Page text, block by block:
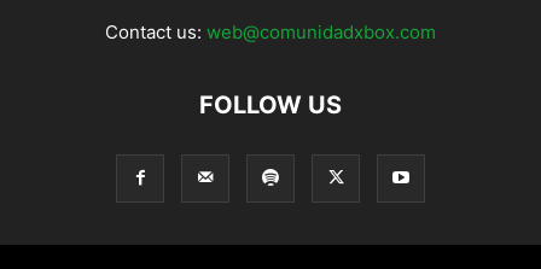
Contact us: web@comunidadxbox.com
FOLLOW US